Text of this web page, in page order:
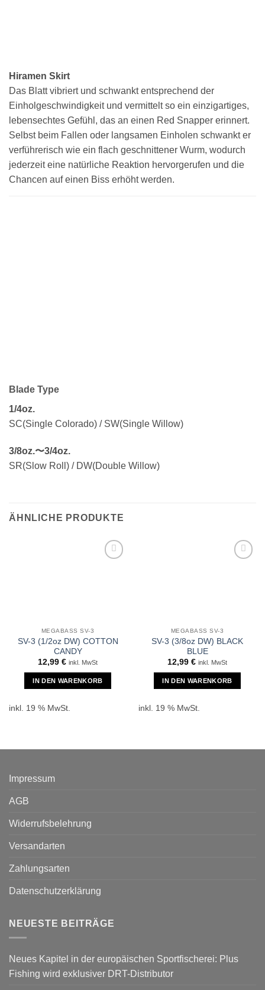
Hiramen Skirt
Das Blatt vibriert und schwankt entsprechend der
Einholgeschwindigkeit und vermittelt so ein einzigartiges,
lebensechtes Gefühl, das an einen Red Snapper erinnert.
Selbst beim Fallen oder langsamen Einholen schwankt er
verführerisch wie ein flach geschnittener Wurm, wodurch
jederzeit eine natürliche Reaktion hervorgerufen und die
Chancen auf einen Biss erhöht werden.
Blade Type
1/4oz.
SC(Single Colorado) / SW(Single Willow)
3/8oz.〜3/4oz.
SR(Slow Roll) / DW(Double Willow)
ÄHNLICHE PRODUKTE
MEGABASS SV-3
SV-3 (1/2oz DW) COTTON
CANDY
12,99 € inkl. MwSt
IN DEN WARENKORB
inkl. 19 % MwSt.
MEGABASS SV-3
SV-3 (3/8oz DW) BLACK
BLUE
12,99 € inkl. MwSt
IN DEN WARENKORB
inkl. 19 % MwSt.
Impressum
AGB
Widerrufsbelehrung
Versandarten
Zahlungsarten
Datenschutzerklärung
NEUESTE BEITRÄGE
Neues Kapitel in der europäischen Sportfischerei: Plus
Fishing wird exklusiver DRT-Distributor